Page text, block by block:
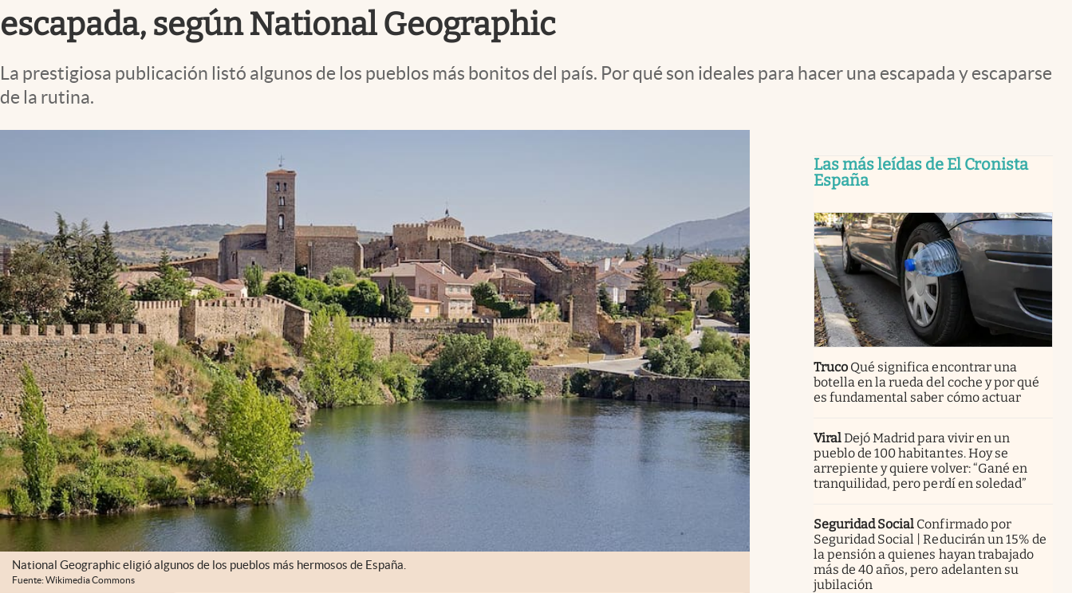
escapada, según National Geographic
La prestigiosa publicación listó algunos de los pueblos más bonitos del país. Por qué son ideales para hacer una escapada y escaparse
de la rutina.
National Geographic eligió algunos de los pueblos más hermosos de España.
Fuente: Wikimedia Commons
Las más leídas de El Cronista
España
Truco Qué significa encontrar una
botella en la rueda del coche y por qué
es fundamental saber cómo actuar
ViralDejó Madrid para vivir en un
pueblo de 100 habitantes. Hoy se
arrepiente y quiere volver: “Gané en
tranquilidad, pero perdí en soledad”
Seguridad Social Confirmado por
Seguridad Social | Reducirán un 15% de
la pensión a quienes hayan trabajado
más de 40 años, pero adelanten su
jubilación